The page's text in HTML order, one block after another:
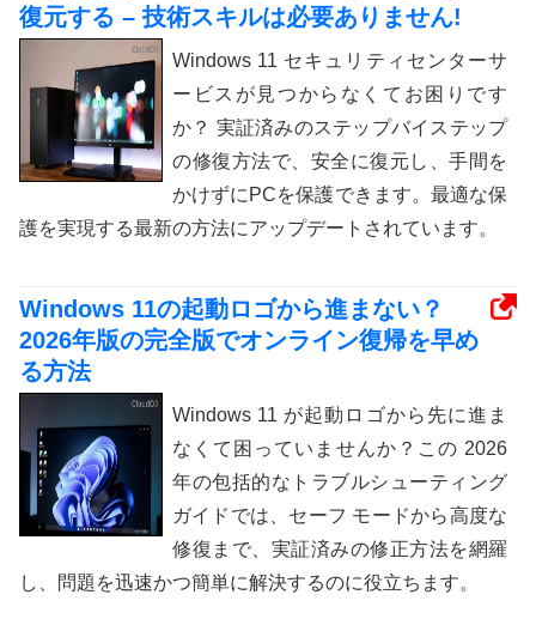
復元する – 技術スキルは必要ありません!
Windows 11 セキュリティセンターサ
ービスが見つからなくてお困りです
か？ 実証済みのステップバイステップ
の修復方法で、安全に復元し、手間を
かけずにPCを保護できます。最適な保
護を実現する最新の方法にアップデートされています。
Windows 11の起動ロゴから進まない？
2026年版の完全版でオンライン復帰を早め
る方法
Windows 11 が起動ロゴから先に進ま
なくて困っていませんか？この 2026
年の包括的なトラブルシューティング
ガイドでは、セーフ モードから高度な
修復まで、実証済みの修正方法を網羅
し、問題を迅速かつ簡単に解決するのに役立ちます。